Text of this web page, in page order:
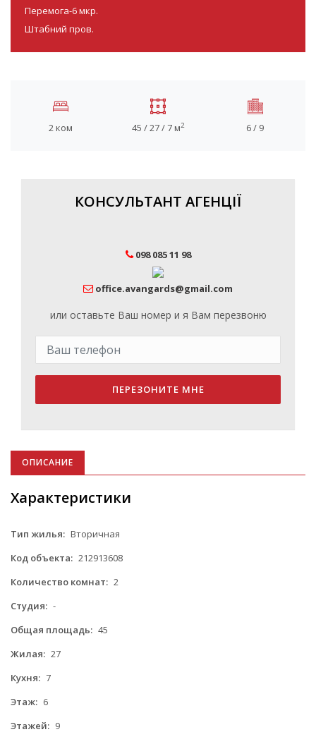
Перемога-6 мкр.
Штабний пров.
2 ком 45 / 27 / 7 м2 6 / 9
КОНСУЛЬТАНТ АГЕНЦІЇ
098 085 11 98
office.avangards@gmail.com
или оставьте Ваш номер и я Вам перезвоню
ПЕРЕЗОНИТЕ МНЕ
ОПИСАНИЕ
Характеристики
Тип жилья: Вторичная
Код объекта: 212913608
Количество комнат: 2
Студия: -
Общая площадь: 45
Жилая: 27
Кухня: 7
Этаж: 6
Этажей: 9